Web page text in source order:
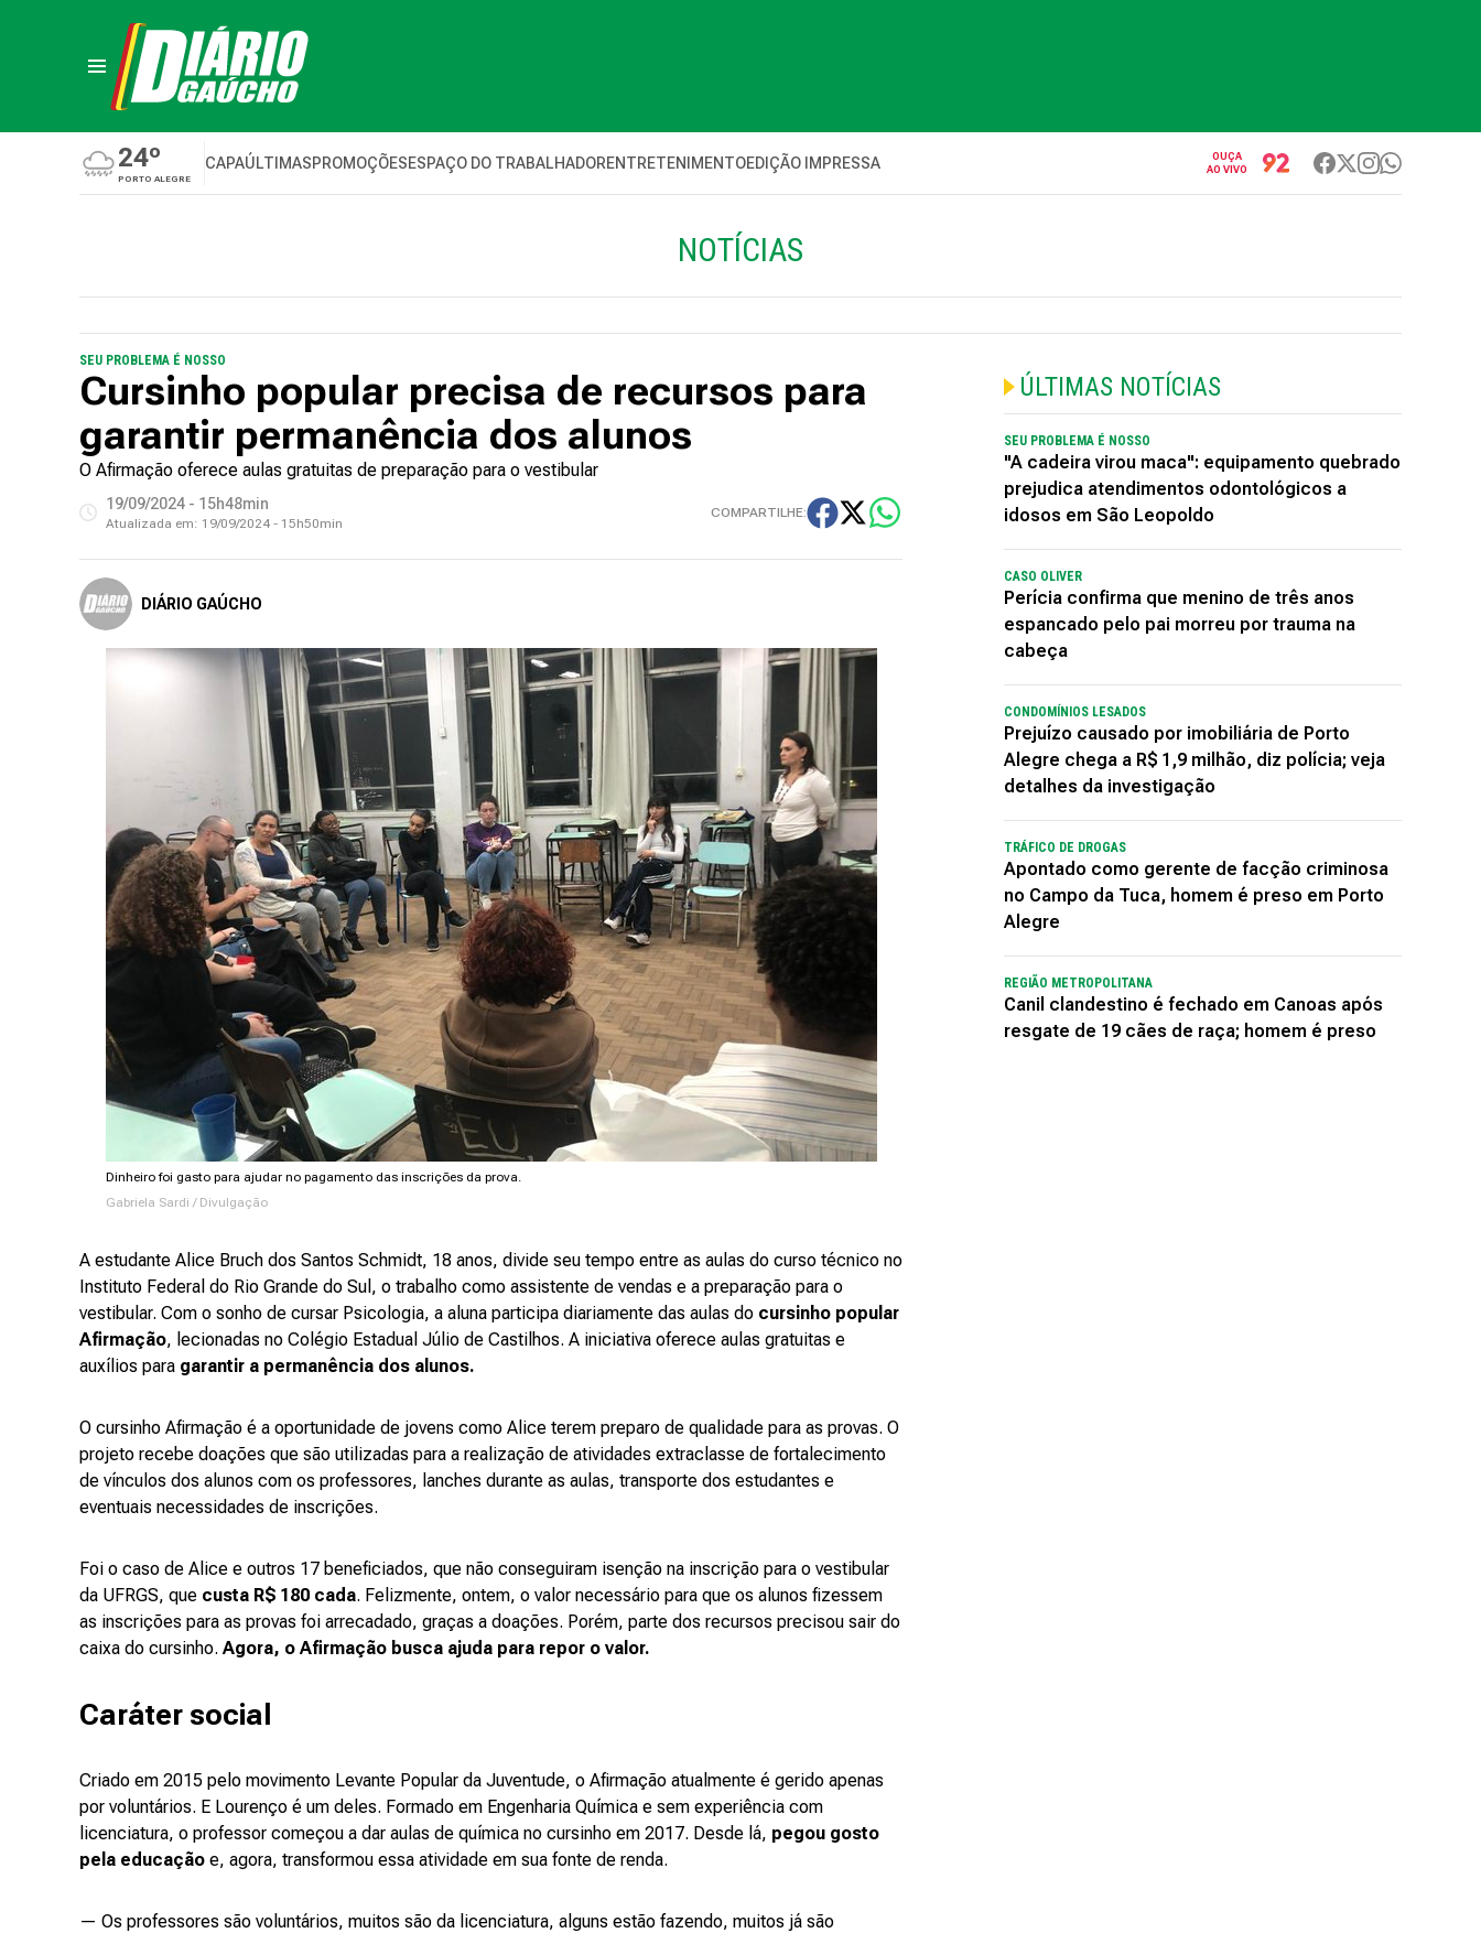
24º
PORTO ALEGRE
CAPAÚLTIMASPROMOÇÕESESPAÇO DO TRABALHADORENTRETENIMENTOEDIÇÃO IMPRESSA
OUÇA
AO VIVO
NOTÍCIAS
SEU PROBLEMA É NOSSO
Cursinho popular precisa de recursos para
garantir permanência dos alunos
O Afirmação oferece aulas gratuitas de preparação para o vestibular
19/09/2024 - 15h48min
Atualizada em: 19/09/2024 - 15h50min
COMPARTILHE:
DIÁRIO GAÚCHO
Dinheiro foi gasto para ajudar no pagamento das inscrições da prova.
Gabriela Sardi / Divulgação
A estudante Alice Bruch dos Santos Schmidt, 18 anos, divide seu tempo entre as aulas do curso técnico no
Instituto Federal do Rio Grande do Sul, o trabalho como assistente de vendas e a preparação para o
vestibular. Com o sonho de cursar Psicologia, a aluna participa diariamente das aulas do cursinho popular
Afirmação, lecionadas no Colégio Estadual Júlio de Castilhos. A iniciativa oferece aulas gratuitas e
auxílios para garantir a permanência dos alunos.
O cursinho Afirmação é a oportunidade de jovens como Alice terem preparo de qualidade para as provas. O
projeto recebe doações que são utilizadas para a realização de atividades extraclasse de fortalecimento
de vínculos dos alunos com os professores, lanches durante as aulas, transporte dos estudantes e
eventuais necessidades de inscrições.
Foi o caso de Alice e outros 17 beneficiados, que não conseguiram isenção na inscrição para o vestibular
da UFRGS, que custa R$ 180 cada. Felizmente, ontem, o valor necessário para que os alunos fizessem
as inscrições para as provas foi arrecadado, graças a doações. Porém, parte dos recursos precisou sair do
caixa do cursinho. Agora, o Afirmação busca ajuda para repor o valor.
Caráter social
Criado em 2015 pelo movimento Levante Popular da Juventude, o Afirmação atualmente é gerido apenas
por voluntários. E Lourenço é um deles. Formado em Engenharia Química e sem experiência com
licenciatura, o professor começou a dar aulas de química no cursinho em 2017. Desde lá, pegou gosto
pela educação e, agora, transformou essa atividade em sua fonte de renda.
— Os professores são voluntários, muitos são da licenciatura, alguns estão fazendo, muitos já são
ÚLTIMAS NOTÍCIAS
SEU PROBLEMA É NOSSO
"A cadeira virou maca": equipamento quebrado
prejudica atendimentos odontológicos a
idosos em São Leopoldo
CASO OLIVER
Perícia confirma que menino de três anos
espancado pelo pai morreu por trauma na
cabeça
CONDOMÍNIOS LESADOS
Prejuízo causado por imobiliária de Porto
Alegre chega a R$ 1,9 milhão, diz polícia; veja
detalhes da investigação
TRÁFICO DE DROGAS
Apontado como gerente de facção criminosa
no Campo da Tuca, homem é preso em Porto
Alegre
REGIÃO METROPOLITANA
Canil clandestino é fechado em Canoas após
resgate de 19 cães de raça; homem é preso